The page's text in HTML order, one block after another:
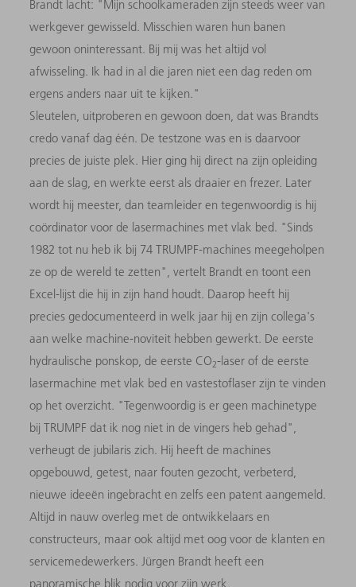
Brandt lacht: "Mijn schoolkameraden zijn steeds weer van
werkgever gewisseld. Misschien waren hun banen
gewoon oninteressant. Bij mij was het altijd vol
afwisseling. Ik had in al die jaren niet een dag reden om
ergens anders naar uit te kijken."
Sleutelen, uitproberen en gewoon doen, dat was Brandts
credo vanaf dag één. De testzone was en is daarvoor
precies de juiste plek. Hier ging hij direct na zijn opleiding
aan de slag, en werkte eerst als draaier en frezer. Later
wordt hij meester, dan teamleider en tegenwoordig is hij
coördinator voor de lasermachines met vlak bed. "Sinds
1982 tot nu heb ik bij 74 TRUMPF-machines meegeholpen
ze op de wereld te zetten", vertelt Brandt en toont een
Excel-lijst die hij in zijn hand houdt. Daarop heeft hij
precies gedocumenteerd in welk jaar hij en zijn collega's
aan welke machine-noviteit hebben gewerkt. De eerste
hydraulische ponskop, de eerste CO2-laser of de eerste
lasermachine met vlak bed en vastestoflaser zijn te vinden
op het overzicht. "Tegenwoordig is er geen machinetype
bij TRUMPF dat ik nog niet in de vingers heb gehad",
verheugt de jubilaris zich. Hij heeft de machines
opgebouwd, getest, naar fouten gezocht, verbeterd,
nieuwe ideeën ingebracht en zelfs een patent aangemeld.
Altijd in nauw overleg met de ontwikkelaars en
constructeurs, maar ook altijd met oog voor de klanten en
servicemedewerkers. Jürgen Brandt heeft een
panoramische blik nodig voor zijn werk.